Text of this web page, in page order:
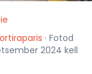
· Fotod
2024 kell